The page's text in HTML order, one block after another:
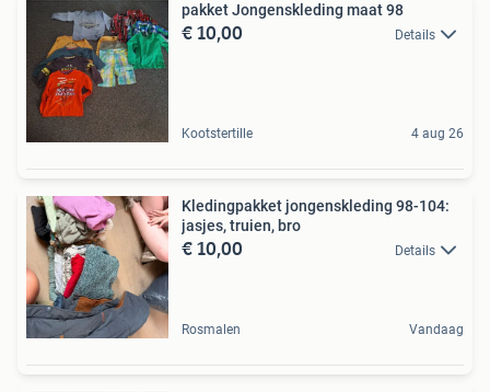
pakket Jongenskleding maat 98
€ 10,00 Details
Kootstertille 4 aug 26
Kledingpakket jongenskleding 98-104:
jasjes, truien, bro
€ 10,00 Details
Rosmalen Vandaag